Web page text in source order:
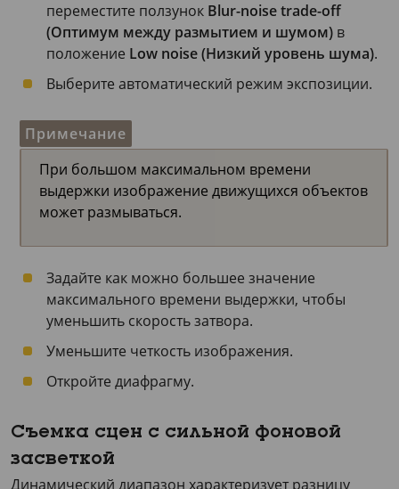
переместите ползунок Blur-noise trade-off
(Оптимум между размытием и шумом) в
положение Low noise (Низкий уровень шума).
Выберите автоматический режим экспозиции.
Примечание
При большом максимальном времени
выдержки изображение движущихся объектов
может размываться.
Задайте как можно большее значение
максимального времени выдержки, чтобы
уменьшить скорость затвора.
Уменьшите четкость изображения.
Откройте диафрагму.
Съемка сцен с сильной фоновой
засветкой
Динамический диапазон характеризует разницу